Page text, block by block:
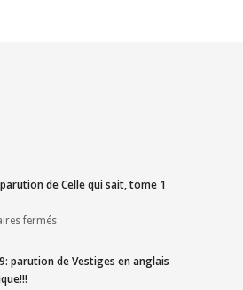
de Celle qui sait, tome 1
fermés
parution de Vestiges en anglais